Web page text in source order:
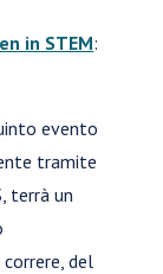
in STEM:
evento
tramite
terrà un
del